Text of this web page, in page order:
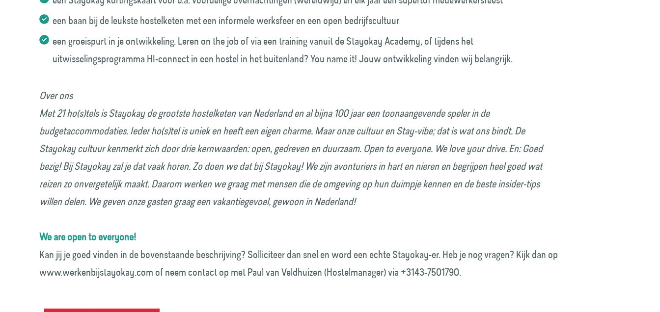
een baan bij de leukste hostelketen met een informele werksfeer en een open bedrijfscultuur
een groeispurt in je ontwikkeling. Leren on the job of via een training vanuit de Stayokay Academy, of tijdens het
uitwisselingsprogramma HI-connect in een hostel in het buitenland? You name it! Jouw ontwikkeling vinden wij belangrijk.
Over ons
Met 21 ho(s)tels is Stayokay de grootste hostelketen van Nederland en al bijna 100 jaar een toonaangevende speler in de
budgetaccommodaties. Ieder ho(s)tel is uniek en heeft een eigen charme. Maar onze cultuur en Stay-vibe; dat is wat ons bindt. De
Stayokay cultuur kenmerkt zich door drie kernwaarden: open, gedreven en duurzaam. Open to everyone. We love your drive. En: Goed
bezig! Bij Stayokay zal je dat vaak horen. Zo doen we dat bij Stayokay! We zijn avonturiers in hart en nieren en begrijpen heel goed wat
reizen zo onvergetelijk maakt. Daarom werken we graag met mensen die de omgeving op hun duimpje kennen en de beste insider-tips
willen delen. We geven onze gasten graag een vakantiegevoel, gewoon in Nederland!
We are open to everyone!
Kan jij je goed vinden in de bovenstaande beschrijving? Solliciteer dan snel en word een echte Stayokay-er. Heb je nog vragen? Kijk dan op
www.werkenbijstayokay.com of neem contact op met Paul van Veldhuizen (Hostelmanager) via +3143-7501790.